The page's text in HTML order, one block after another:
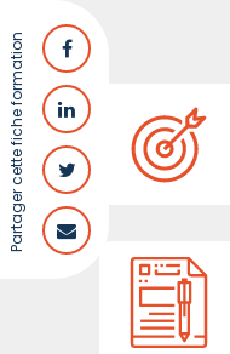
Partager cette fiche formation